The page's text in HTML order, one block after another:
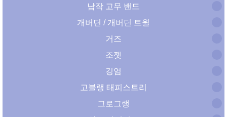
납작 고무 밴드
개버딘 / 개버딘 트윌
거즈
조젯
깅엄
고블랭 태피스트리
그로그랭